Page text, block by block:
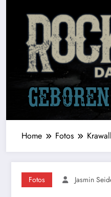
Home Fotos
Fotos Jasmin